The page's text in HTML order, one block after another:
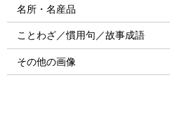
名所・名産品
ことわざ／慣用句／故事成語
その他の画像